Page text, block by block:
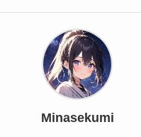
Minasekumi